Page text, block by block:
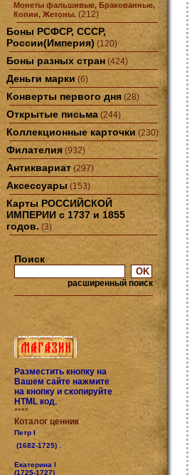
Монеты фальшивые, Бракованные,
Копии, Жетоны. (212)
Боны РСФСР, СССР,
России(Империя) (120)
Боны разных стран (424)
Деньги марки (6)
Конверты первого дня (28)
Открытые письма (244)
Коллекционные карточки (230)
Филателия (932)
Антиквариат (297)
Аксессуары (153)
Карты РОССИЙСКОЙ
ИМПЕРИИ с 1737 и 1855
годов. (3)
Поиск
расширенный поиск
Разместить кнопку на
Вашем сайте нажмите
на кнопку и скопируйте
HTML код.
****
Коталог ценник
Петр I
(1682-1725) .
Екатерина I
(1725-1727)